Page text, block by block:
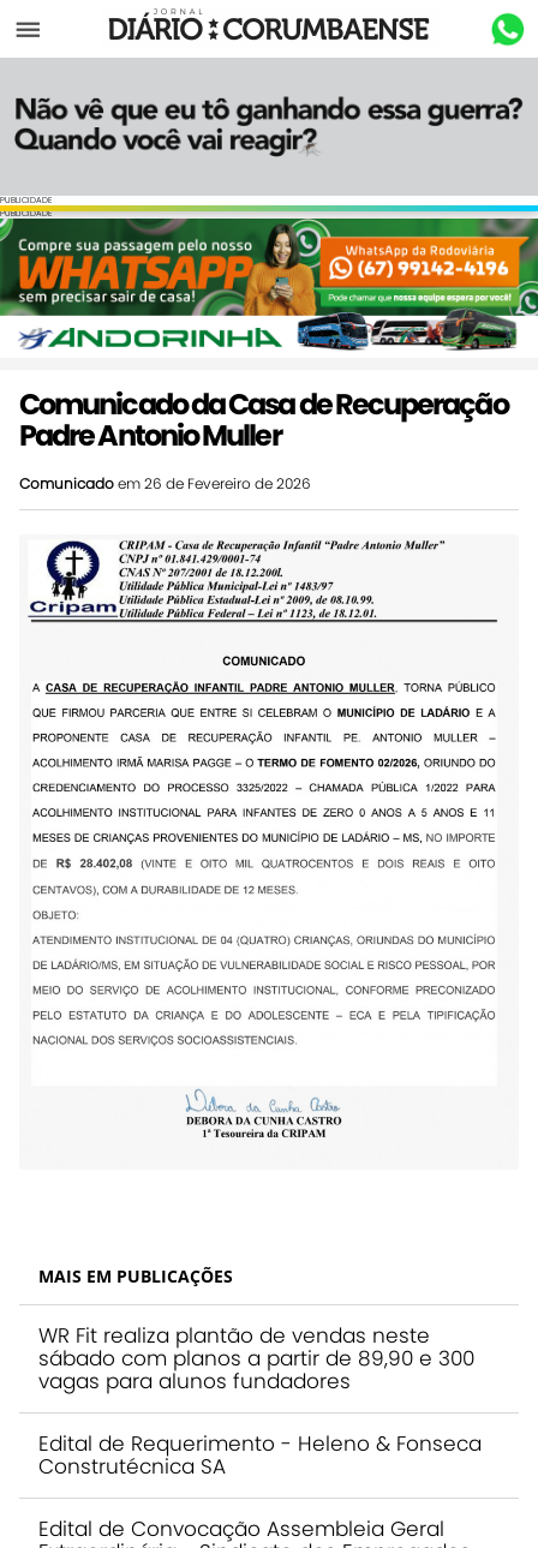
Menu
PUBLICIDADE
PUBLICIDADE
Comunicado da Casa de Recuperação
Padre Antonio Muller
Comunicadoem 26 de Fevereiro de 2026
MAIS EM PUBLICAÇÕES
WR Fit realiza plantão de vendas neste
sábado com planos a partir de 89,90 e 300
vagas para alunos fundadores
Edital de Requerimento - Heleno & Fonseca
Construtécnica SA
Edital de Convocação Assembleia Geral